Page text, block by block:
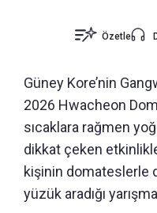
Özetle
Güney Kore’nin
2026 Hwacheon
sıcaklara rağmen
dikkat çeken
kişinin domateslerle
yüzük aradığı